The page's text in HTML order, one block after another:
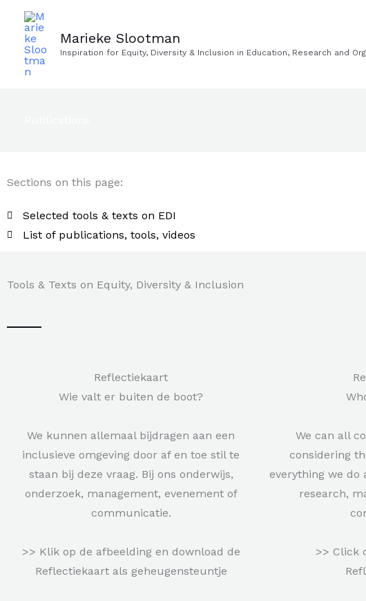
content
Marieke Slootman
Inspiration for Equity, Diversity & Inclusion in Education, Research and
Sections on this page:
Selected tools & texts on EDI
List of publications, tools, videos
Tools & Texts on Equity, Diversity & Inclusion
Reflectiekaart
Wie valt er buiten de boot?
We kunnen allemaal bijdragen aan een
inclusieve omgeving door af en toe stil te
staan bij deze vraag. Bij ons onderwijs,
onderzoek, management, evenement of
communicatie.
>> Klik op de afbeelding en download de
Reflectiekaart als geheugensteuntje
We can all
considering
everything we do
research,
>> Click